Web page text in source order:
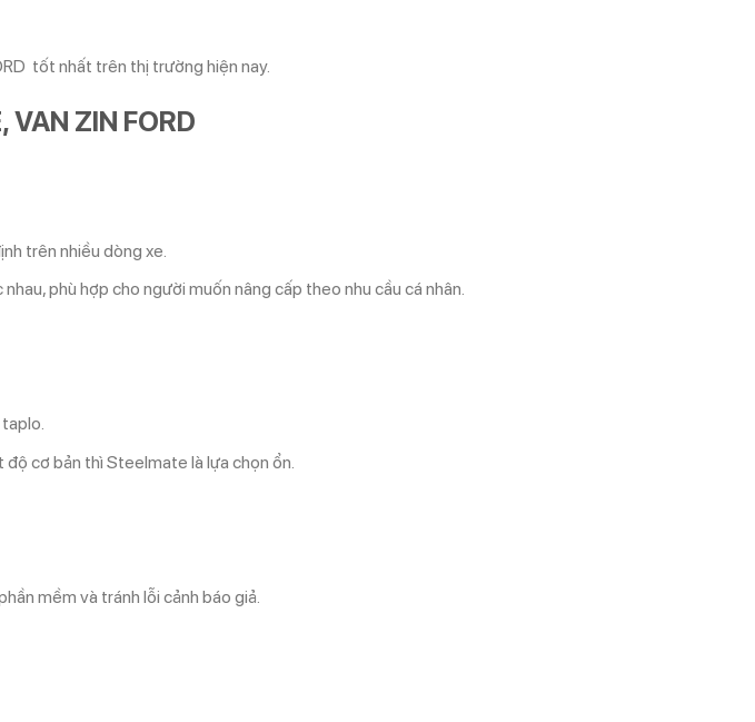
tốt nhất trên thị trường hiện nay.
VAN ZIN FORD
trên nhiều dòng xe.
phù hợp cho người muốn nâng cấp theo nhu cầu cá nhân.
cơ bản thì Steelmate là lựa chọn ổn.
mềm và tránh lỗi cảnh báo giả.